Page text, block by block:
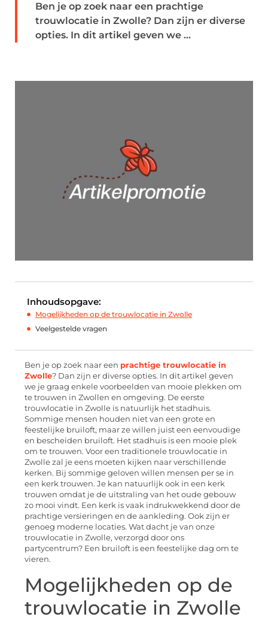
Ben je op zoek naar een prachtige
trouwlocatie in Zwolle? Dan zijn er diverse
opties. In dit artikel geven we ...
Inhoudsopgave:
Mogelijkheden op de trouwlocatie in Zwolle
Veelgestelde vragen
Ben je op zoek naar een prachtige trouwlocatie in
Zwolle? Dan zijn er diverse opties. In dit artikel geven
we je graag enkele voorbeelden van mooie plekken om
te trouwen in Zwollen en omgeving. De eerste
trouwlocatie in Zwolle is natuurlijk het stadhuis.
Sommige mensen houden niet van een grote en
feestelijke bruiloft, maar ze willen juist een eenvoudige
en bescheiden bruiloft. Het stadhuis is een mooie plek
om te trouwen. Voor een traditionele trouwlocatie in
Zwolle zal je eens moeten kijken naar verschillende
kerken. Bij sommige geloven willen mensen per se in
een kerk trouwen. Je kan natuurlijk ook in een kerk
trouwen omdat je de uitstraling van het oude gebouw
zo mooi vindt. Een kerk is vaak indrukwekkend door de
prachtige versieringen en de aankleding. Ook zijn er
genoeg moderne locaties. Wat dacht je van onze
trouwlocatie in Zwolle, verzorgd door ons
partycentrum? Een bruiloft is een feestelijke dag om te
vieren.
Mogelijkheden op de
trouwlocatie in Zwolle